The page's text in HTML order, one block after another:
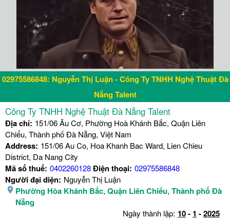
02975586848: Nguyễn Thị Luận - Công Ty TNHH Nghệ Thuật Đà
Nẵng Talent
Công Ty TNHH Nghệ Thuật Đà Nẵng Talent
Địa chỉ: 151/06 Âu Cơ, Phường Hoà Khánh Bắc, Quận Liên
Chiểu, Thành phố Đà Nẵng, Việt Nam
Address: 151/06 Au Co, Hoa Khanh Bac Ward, Lien Chieu
District, Da Nang City
Mã số thuế: 0402260128Điện thoại: 02975586848
Người đại diện: Nguyễn Thị Luận
Phường Hòa Khánh Bắc, Quận Liên Chiểu, Thành phố Đà
Nẵng
Ngày thành lập: 10- 1 -2025